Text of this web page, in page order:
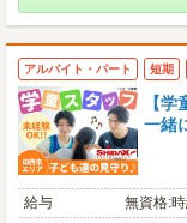
アルバイト・パート 短期
【
一緒
給与
無資格: